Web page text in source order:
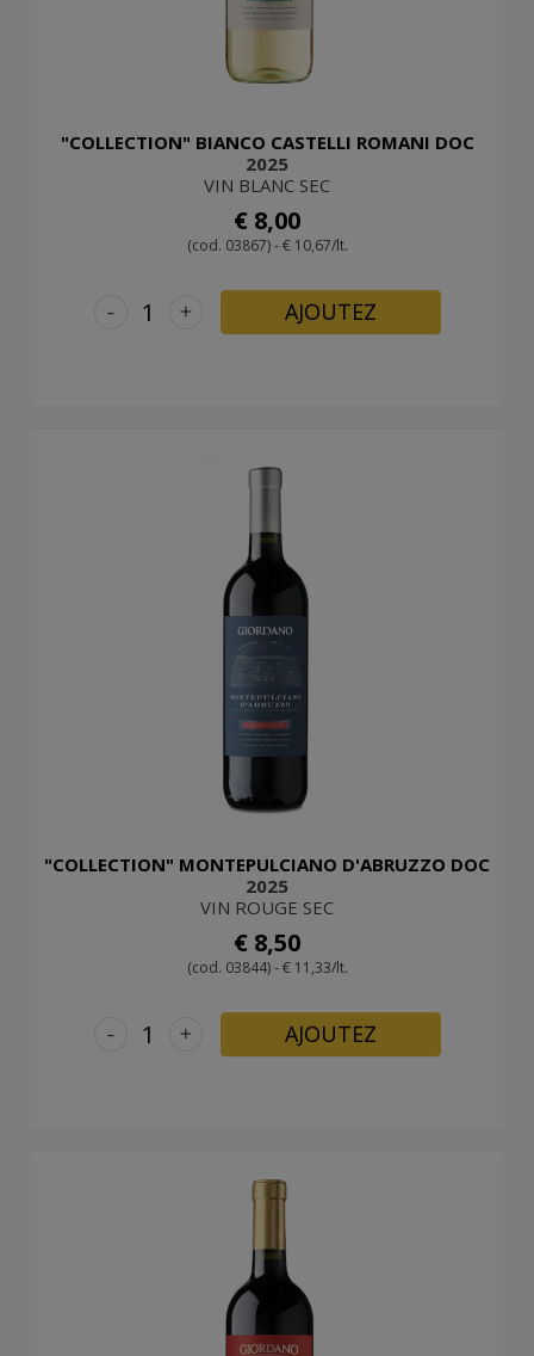
"COLLECTION" BIANCO CASTELLI ROMANI DOC
2025
VIN BLANC SEC
€ 8,00
(cod. 03867) - € 10,67/lt.
+
- AJOUTEZ
"COLLECTION" MONTEPULCIANO D'ABRUZZO DOC
2025
VIN ROUGE SEC
€ 8,50
(cod. 03844) - € 11,33/lt.
+
- AJOUTEZ